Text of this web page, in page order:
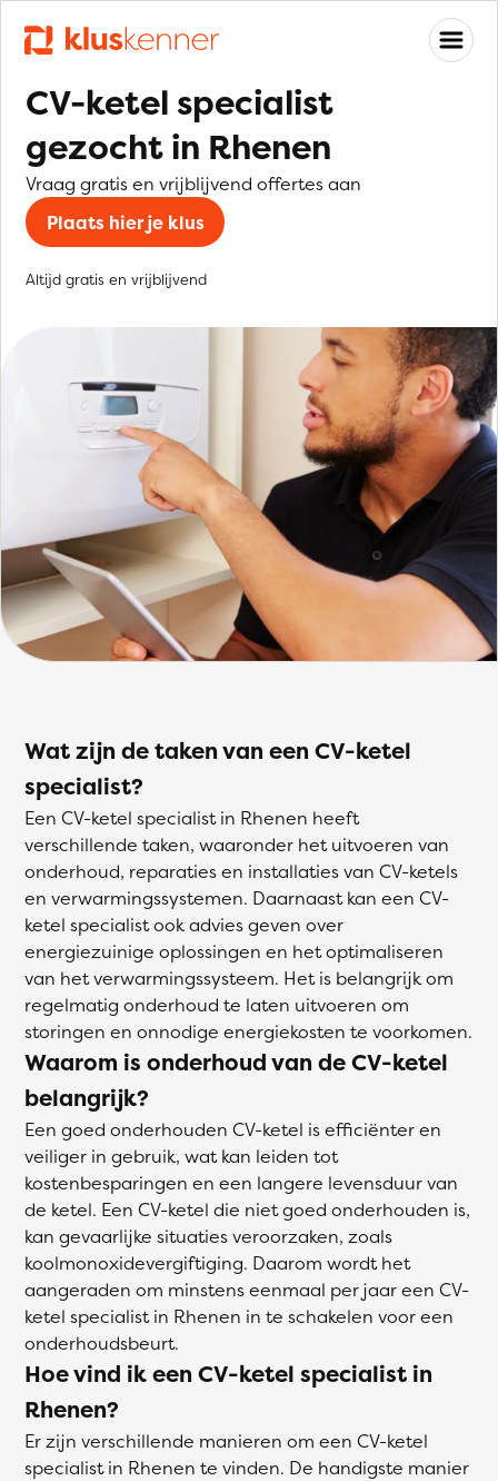
CV-ketel specialist
gezocht in Rhenen
Vraag gratis en vrijblijvend offertes aan
Plaats hier je klus
Altijd gratis en vrijblijvend
Wat zijn de taken van een CV-ketel
specialist?
Een CV-ketel specialist in Rhenen heeft
verschillende taken, waaronder het uitvoeren van
onderhoud, reparaties en installaties van CV-ketels
en verwarmingssystemen. Daarnaast kan een CV-
ketel specialist ook advies geven over
energiezuinige oplossingen en het optimaliseren
van het verwarmingssysteem. Het is belangrijk om
regelmatig onderhoud te laten uitvoeren om
storingen en onnodige energiekosten te voorkomen.
Waarom is onderhoud van de CV-ketel
belangrijk?
Een goed onderhouden CV-ketel is efficiënter en
veiliger in gebruik, wat kan leiden tot
kostenbesparingen en een langere levensduur van
de ketel. Een CV-ketel die niet goed onderhouden is,
kan gevaarlijke situaties veroorzaken, zoals
koolmonoxidevergiftiging. Daarom wordt het
aangeraden om minstens eenmaal per jaar een CV-
ketel specialist in Rhenen in te schakelen voor een
onderhoudsbeurt.
Hoe vind ik een CV-ketel specialist in
Rhenen?
Er zijn verschillende manieren om een CV-ketel
specialist in Rhenen te vinden. De handigste manier